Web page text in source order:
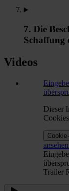
7. Die
Schaffung
Videos
Dieser
ansehen
Trailer